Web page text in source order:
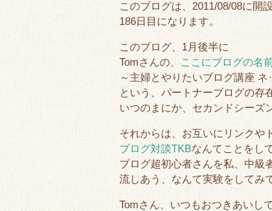
このブログは、2011/08/08に開
186日目になります。
このブログ、1月後半に
Tomさんの、
ここにブログの名
～主婦とやりたいブログ講座 ネ
という、パートナーブログの存
いつのまにか、セカンドシーズ
それからは、お互いにリンクや
ブログ対談TKBなんてことをし
ブログ超初心者さんを私、中級
流しあう、なんて実験をしてみ
Tomさん、いつもおつきあいし